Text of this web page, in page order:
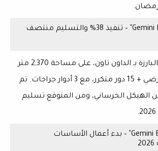
2- مشروع "Gemini Red" – تنفيذ 38% والتسليم منتصف
بـ الداون تاون، على مساحة
2,370 متر
15 دور متكرر ، مع 3 أدوار جراجات
. تم
، ومن المتوقع تسليم
.
3- مشروع "Gemini Blue" – بدء أعمال الأساسات